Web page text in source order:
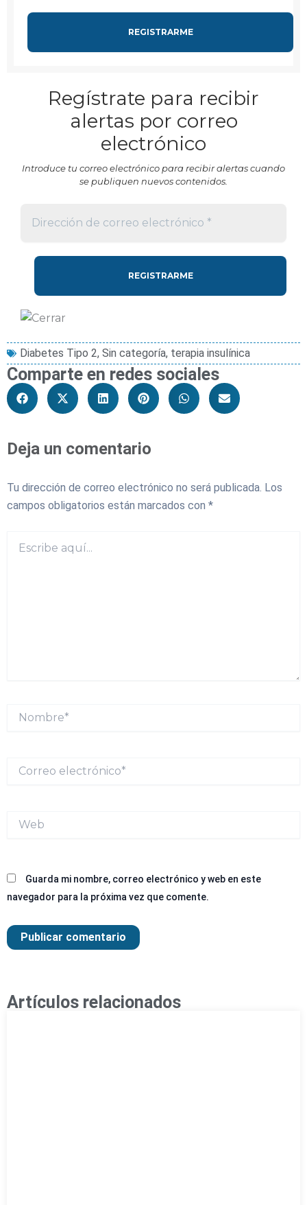
Regístrate para recibir
alertas por correo
electrónico
Introduce tu correo electrónico para recibir alertas cuando
se publiquen nuevos contenidos.
Diabetes Tipo 2, Sin categoría, terapia insulínica
Comparte en redes sociales
Deja un comentario
Tu dirección de correo electrónico no será publicada. Los
campos obligatorios están marcados con *
aquí...
Nombre*
electrónico*
Guarda mi nombre, correo electrónico y web en este
navegador para la próxima vez que comente.
Artículos relacionados